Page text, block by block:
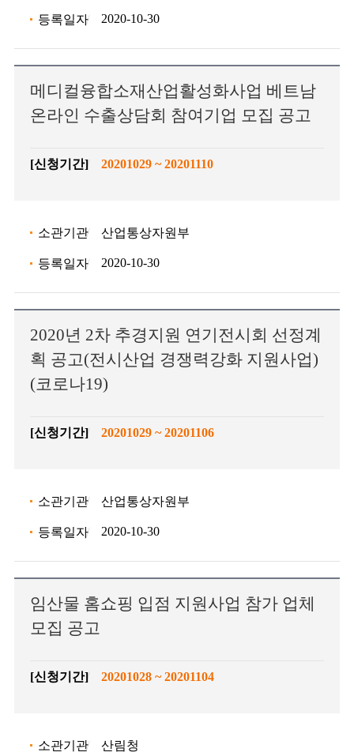
등록일자 2020-10-30
메디컬융합소재산업활성화사업 베트남
온라인 수출상담회 참여기업 모집 공고
[신청기간] 20201029 ~ 20201110
소관기관 산업통상자원부
등록일자 2020-10-30
2020년 2차 추경지원 연기전시회 선정계
획 공고(전시산업 경쟁력강화 지원사업)
(코로나19)
[신청기간] 20201029 ~ 20201106
소관기관 산업통상자원부
등록일자 2020-10-30
임산물 홈쇼핑 입점 지원사업 참가 업체
모집 공고
[신청기간] 20201028 ~ 20201104
소관기관 산림청